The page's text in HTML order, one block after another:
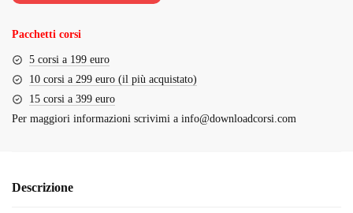
Pacchetti corsi
5 corsi a 199 euro
10 corsi a 299 euro (il più acquistato)
15 corsi a 399 euro
Per maggiori informazioni scrivimi a info@downloadcorsi.com
Descrizione